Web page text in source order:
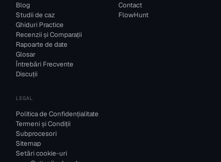
Blog
Studii de caz
Ghiduri Practice
Recenzii și Comparații
Rapoarte de date
Glosar
Întrebări Frecvente
Discuții
Contact
FlowHunt
LEGAL
Politica de Confidențialitate
Termeni și Condiții
Subprocesori
Sitemap
Setări cookie-uri